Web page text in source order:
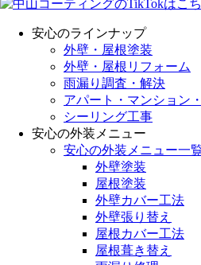
安心のラインナップ
外壁・屋根塗装
外壁・屋根リフォーム
雨漏り調査・解決
アパート・マンション
シーリング工事
安心の外装メニュー
安心の外装メニュー一
外壁塗装
屋根塗装
外壁カバー工法
外壁張り替え
屋根カバー工法
屋根葺き替え